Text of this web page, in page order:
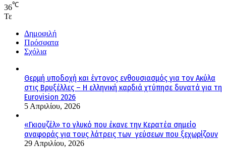
36℃
Τε
Δημοφιλή
Πρόσφατα
Σχόλια
Θερμή υποδοχή και έντονος ενθουσιασμός για τον Ακύλα
στις Βρυξέλλες – Η ελληνική καρδιά χτύπησε δυνατά για τη
Eurovision 2026
5 Απριλίου, 2026
«Γκιουζέλ» το γλυκό που έκανε την Κερατέα σημείο
αναφοράς για τους λάτρεις των γεύσεων που ξεχωρίζουν
29 Απριλίου, 2026